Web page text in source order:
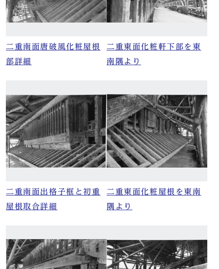
二重南面唐破風化粧屋根
部詳細
二重東面化粧軒下部を東
南隅より
二重南面出格子框と初重
屋根取合詳細
二重東面化粧屋根を東南
隅より